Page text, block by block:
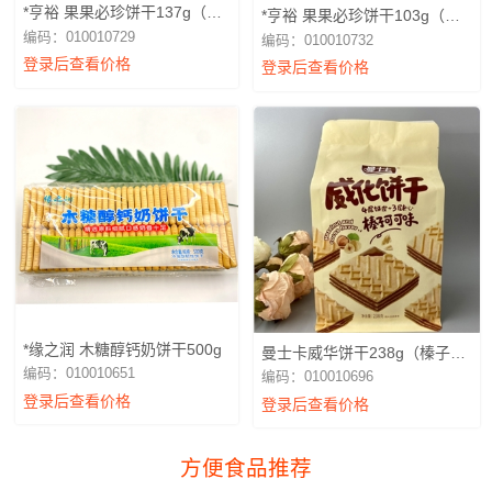
*亨裕 果果必珍饼干137g（蓝
莓）
编码：010010729
登录后查看价格
*亨裕 果果必珍饼干103g（草
莓）
编码：010010732
登录后查看价格
*缘之润 木糖醇钙奶饼干500g
编码：010010651
登录后查看价格
曼士卡威华饼干238g（榛子可
可）
编码：010010696
登录后查看价格
方便食品推荐